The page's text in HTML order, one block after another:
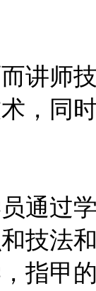
讲师
，同
通过
技法
指甲